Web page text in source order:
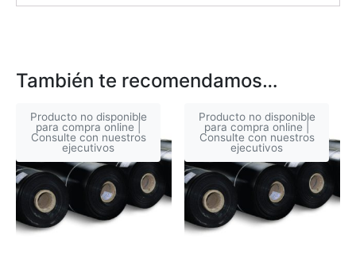
También te recomendamos…
Producto no disponible
para compra online |
Consulte con nuestros
ejecutivos
Producto no disponible
para compra online |
Consulte con nuestros
ejecutivos